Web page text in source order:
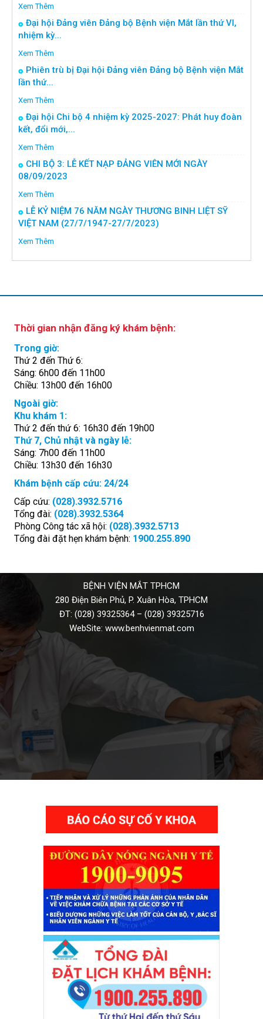
Xem Thêm
Đại hội Đảng viên Đảng bộ Bệnh viện Mắt lần thứ VI,
nhiệm kỳ...
Xem Thêm
Phiên trù bị Đại hội Đảng viên Đảng bộ Bệnh viện Mắt
lần thứ...
Xem Thêm
Đại hội Chi bộ 4 nhiệm kỳ 2025-2027: Phát huy đoàn
kết, đổi mới,...
Xem Thêm
CHI BỘ 3: LỄ KẾT NẠP ĐẢNG VIÊN MỚI NGÀY
08/09/2023
Xem Thêm
LỄ KỶ NIỆM 76 NĂM NGÀY THƯƠNG BINH LIỆT SỸ
VIỆT NAM (27/7/1947-27/7/2023)
Xem Thêm
Thời gian nhận đăng ký khám bệnh:
Trong giờ:
Thứ 2 đến Thứ 6:
Sáng: 6h00 đến 11h00
Chiều: 13h00 đến 16h00
Ngoài giờ:
Khu khám 1:
Thứ 2 đến thứ 6: 16h30 đến 19h00
Thứ 7, Chủ nhật và ngày lễ:
Sáng: 7h00 đến 11h00
Chiều: 13h30 đến 16h30
Khám bệnh cấp cứu: 24/24
Cấp cứu: (028).3932.5716
Tổng đài: (028).3932.5364
Phòng Công tác xã hội: (028).3932.5713
Tổng đài đặt hẹn khám bệnh: 1900.255.890
BỆNH VIỆN MẮT TPHCM
280 Điện Biên Phủ, P. Xuân Hòa, TPHCM
ĐT: (028) 39325364– (028) 39325716
WebSite: www.benhvienmat.com